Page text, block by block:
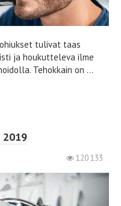
tulivat taas
ja houkutteleva ilme
Tehokkain on ...
2019
120 133